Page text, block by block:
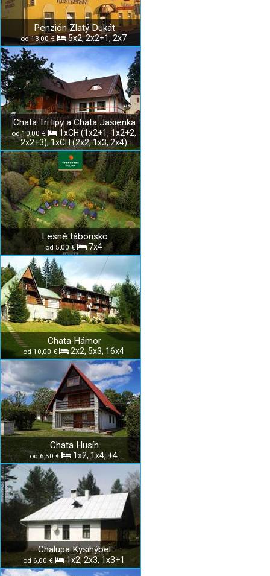
Penzión Zlatý Dukát
od 13,00 € 5x2, 2x2+1, 2x7
Chata Tri lipy a Chata Jasienka
od 10,00 €
1xCH (1x2+1, 1x2+2,
2x2+3); 1xCH (2x2, 1x3, 2x4)
Lesné táborisko
od 5,00 € 7x4
Chata Hámor
od 10,00 € 2x2, 5x3, 16x4
Chata Husín
od 6,50 € 1x2, 1x4, +4
Chalupa Kysihýbel
od 6,00 € 1x2, 2x3, 1x3+1